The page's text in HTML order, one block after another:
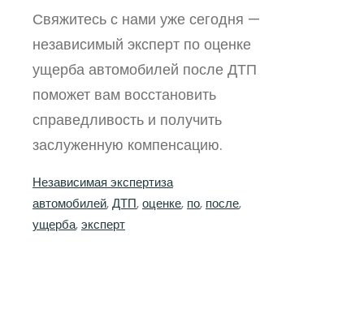
Свяжитесь с нами уже сегодня —
независимый эксперт по оценке
ущерба автомобилей после ДТП
поможет вам восстановить
справедливость и получить
заслуженную компенсацию.
Независимая экспертиза
автомобилей, ДТП, оценке, по, после
ущерба, эксперт